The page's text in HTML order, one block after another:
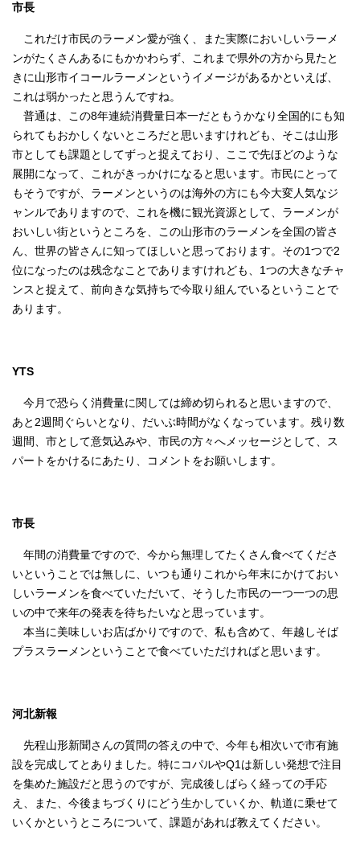
市長
これだけ市民のラーメン愛が強く、また実際においしいラーメ
ンがたくさんあるにもかかわらず、これまで県外の方から見たと
きに山形市イコールラーメンというイメージがあるかといえば、
これは弱かったと思うんですね。
普通は、この8年連続消費量日本一だともうかなり全国的にも知
られてもおかしくないところだと思いますけれども、そこは山形
市としても課題としてずっと捉えており、ここで先ほどのような
展開になって、これがきっかけになると思います。市民にとって
もそうですが、ラーメンというのは海外の方にも今大変人気なジ
ャンルでありますので、これを機に観光資源として、ラーメンが
おいしい街というところを、この山形市のラーメンを全国の皆さ
ん、世界の皆さんに知ってほしいと思っております。その1つで2
位になったのは残念なことでありますけれども、1つの大きなチャ
ンスと捉えて、前向きな気持ちで今取り組んでいるということで
あります。
YTS
今月で恐らく消費量に関しては締め切られると思いますので、
あと2週間ぐらいとなり、だいぶ時間がなくなっています。残り数
週間、市として意気込みや、市民の方々へメッセージとして、ス
パートをかけるにあたり、コメントをお願いします。
市長
年間の消費量ですので、今から無理してたくさん食べてくださ
いということでは無しに、いつも通りこれから年末にかけておい
しいラーメンを食べていただいて、そうした市民の一つ一つの思
いの中で来年の発表を待ちたいなと思っています。
本当に美味しいお店ばかりですので、私も含めて、年越しそば
プラスラーメンということで食べていただければと思います。
河北新報
先程山形新聞さんの質問の答えの中で、今年も相次いで市有施
設を完成してとありました。特にコパルやQ1は新しい発想で注目
を集めた施設だと思うのですが、完成後しばらく経っての手応
え、また、今後まちづくりにどう生かしていくか、軌道に乗せて
いくかというところについて、課題があれば教えてください。